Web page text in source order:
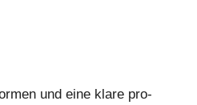
und eine klare pro-